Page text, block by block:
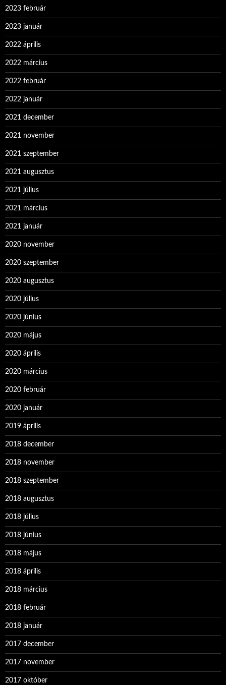
2023 február
2023 január
2022 április
2022 március
2022 február
2022 január
2021 december
2021 november
2021 szeptember
2021 augusztus
2021 július
2021 március
2021 január
2020 november
2020 szeptember
2020 augusztus
2020 július
2020 június
2020 május
2020 április
2020 március
2020 február
2020 január
2019 április
2018 december
2018 november
2018 szeptember
2018 augusztus
2018 július
2018 június
2018 május
2018 április
2018 március
2018 február
2018 január
2017 december
2017 november
2017 október